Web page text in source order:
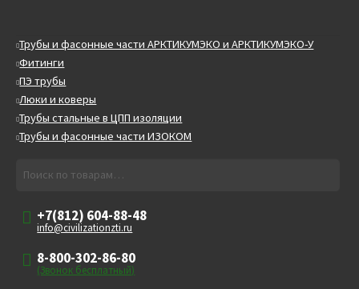
Трубы и фасонные части АРКТИКУМЭКО и АРКТИКУМЭКО-У
Фитинги
ПЭ трубы
Люки и коверы
Трубы стальные в ЦПП изоляции
Трубы и фасонные части ИЗОКОМ
+7(812) 604-88-48
info@civilizationzti.ru
8-800-302-86-80
(Звонок бесплатный)